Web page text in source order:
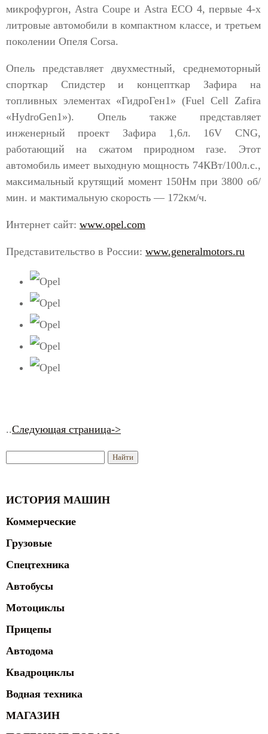
микрофургон, Astra Coupe и Astra ECO 4, первые 4-х
литровые автомобили в компактном классе, и третьем
поколении Опеля Corsa.
Опель представляет двухместный, среднемоторный
спорткар Спидстер и концепткар Зафира на
топливных элементах «ГидроГен1» (Fuel Cell Zafira
«HydroGen1»). Опель также представляет
инженерный проект Зафира 1,6л. 16V CNG,
работающий на сжатом природном газе. Этот
автомобиль имеет выходную мощность 74КВт/100л.с.,
максимальный крутящий момент 150Нм при 3800 об/
мин. и мактимальную скорость — 172км/ч.
Интернет сайт: www.opel.com
Представительство в России: www.generalmotors.ru
..Следующая страница->
ИСТОРИЯ МАШИН
Коммерческие
Грузовые
Спецтехника
Автобусы
Мотоциклы
Прицепы
Автодома
Квадроциклы
Водная техника
МАГАЗИН